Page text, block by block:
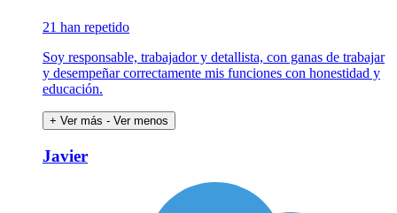
21 han repetido
Soy responsable, trabajador y detallista, con ganas de trabajar
y desempeñar correctamente mis funciones con honestidad y
educación.
+ Ver más - Ver menos
Javier